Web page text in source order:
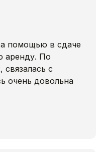
помощью в сдаче
аренду. По
с
очень довольна
Оксана быстро
самостоятельно
объявление